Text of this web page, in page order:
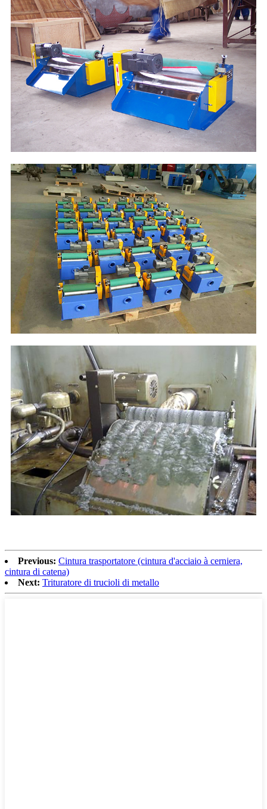
Previous: Cintura trasportatore (cintura d'acciaio à cerniera,
cintura di catena)
Next: Trituratore di trucioli di metallo